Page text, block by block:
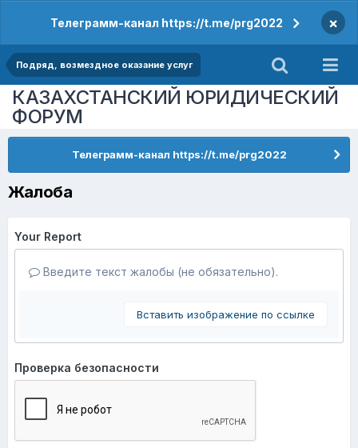
Телеграмм-канал https://t.me/prg2022 ×
Подряд, возмездное оказание услуг
КАЗАХСТАНСКИЙ ЮРИДИЧЕСКИЙ
ФОРУМ
Телеграмм-канал https://t.me/prg2022
Жалоба
Your Report
Введите текст жалобы (не обязательно).
Вставить изображение по ссылке
Проверка безопасности